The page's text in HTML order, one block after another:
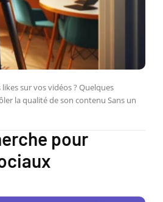
sur vos vidéos ? Quelques
la qualité de son contenu Sans un
pour